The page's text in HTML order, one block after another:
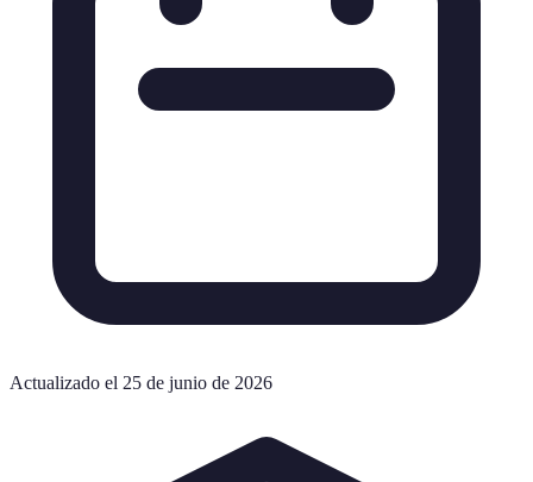
Actualizado el 25 de junio de 2026